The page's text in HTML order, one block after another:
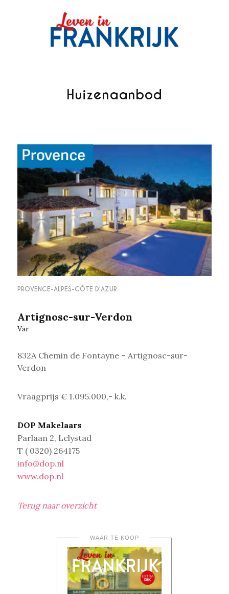
Huizenaanbod
PROVENCE-ALPES-CÔTE D'AZUR
Artignosc-sur-Verdon
Var
832A Chemin de Fontayne – Artignosc-sur-
Verdon
Vraagprijs € 1.095.000,- k.k.
DOP Makelaars
Parlaan 2, Lelystad
T ( 0320) 264175
info@dop.nl
www.dop.nl
Terug naar overzicht
WAAR TE KOOP